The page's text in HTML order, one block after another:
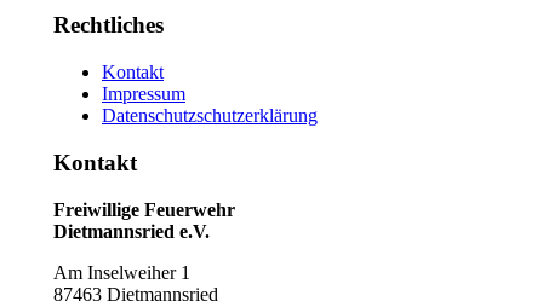
Rechtliches
Kontakt
Impressum
Datenschutzschutzerklärung
Kontakt
Freiwillige Feuerwehr
Dietmannsried e.V.
Am Inselweiher 1
87463 Dietmannsried